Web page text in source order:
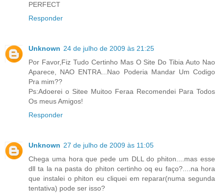
PERFECT
Responder
Unknown 24 de julho de 2009 às 21:25
Por Favor,Fiz Tudo Certinho Mas O Site Do Tibia Auto Nao
Aparece, NAO ENTRA...Nao Poderia Mandar Um Codigo
Pra mim??
Ps:Adoerei o Sitee Muitoo Feraa Recomendei Para Todos
Os meus Amigos!
Responder
Unknown 27 de julho de 2009 às 11:05
Chega uma hora que pede um DLL do phiton....mas esse
dll ta la na pasta do phiton certinho oq eu faço?....na hora
que instalei o phiton eu cliquei em reparar(numa segunda
tentativa) pode ser isso?